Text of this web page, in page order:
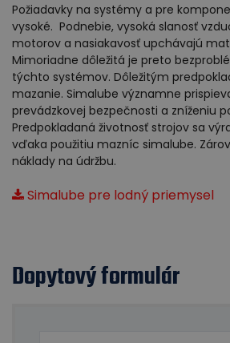
Požiadavky na systémy a pre
vysoké. Podnebie, vysoká slanosť
motorov a nasiakavosť upchávajú
Mimoriadne dôležitá je preto
týchto systémov. Dôležitým
mazanie. Simalube významne
prevádzkovej bezpečnosti a zníženiu
Predpokladaná životnosť strojov sa
vďaka použitiu mazníc simalube.
náklady na údržbu.
Simalube pre lodný priemysel
Dopytový formulár